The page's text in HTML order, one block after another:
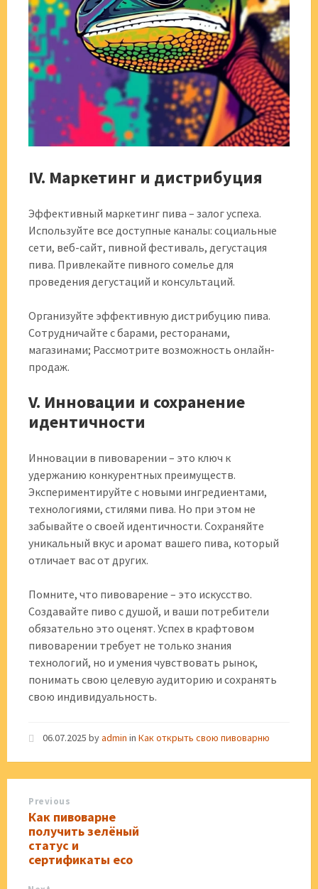
IV. Маркетинг и дистрибуция
Эффективный маркетинг пива – залог успеха.
Используйте все доступные каналы: социальные
сети, веб-сайт, пивной фестиваль, дегустация
пива. Привлекайте пивного сомелье для
проведения дегустаций и консультаций.
Организуйте эффективную дистрибуцию пива.
Сотрудничайте с барами, ресторанами,
магазинами; Рассмотрите возможность онлайн-
продаж.
V. Инновации и сохранение
идентичности
Инновации в пивоварении – это ключ к
удержанию конкурентных преимуществ.
Экспериментируйте с новыми ингредиентами,
технологиями, стилями пива. Но при этом не
забывайте о своей идентичности. Сохраняйте
уникальный вкус и аромат вашего пива, который
отличает вас от других.
Помните, что пивоварение – это искусство.
Создавайте пиво с душой, и ваши потребители
обязательно это оценят. Успех в крафтовом
пивоварении требует не только знания
технологий, но и умения чувствовать рынок,
понимать свою целевую аудиторию и сохранять
свою индивидуальность.
06.07.2025 byadmin in Как открыть свою пивоварню
Previous
Как пивоварне
получить зелёный
статус и
сертификаты eco